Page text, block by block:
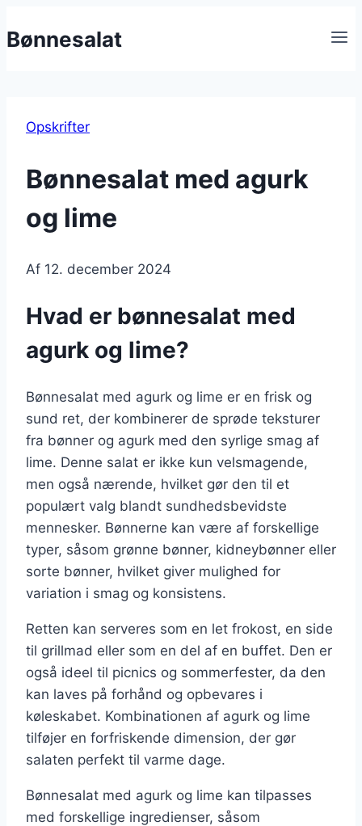
til
Bønnesalat
Opskrifter
Bønnesalat med agurk
og lime
Af 12. december 2024
Hvad er bønnesalat med
agurk og lime?
Bønnesalat med agurk og lime er en frisk og
sund ret, der kombinerer de sprøde teksturer
fra bønner og agurk med den syrlige smag af
lime. Denne salat er ikke kun velsmagende,
men også nærende, hvilket gør den til et
populært valg blandt sundhedsbevidste
mennesker. Bønnerne kan være af forskellige
typer, såsom grønne bønner, kidneybønner eller
sorte bønner, hvilket giver mulighed for
variation i smag og konsistens.
Retten kan serveres som en let frokost, en side
til grillmad eller som en del af en buffet. Den er
også ideel til picnics og sommerfester, da den
kan laves på forhånd og opbevares i
køleskabet. Kombinationen af agurk og lime
tilføjer en forfriskende dimension, der gør
salaten perfekt til varme dage.
Bønnesalat med agurk og lime kan tilpasses
med forskellige ingredienser, såsom